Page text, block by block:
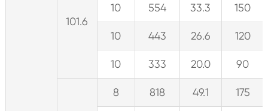
101.6
10 554 33.3 150
10 443 26.6 120
10 333 20.0 90
8 818 49.1 175